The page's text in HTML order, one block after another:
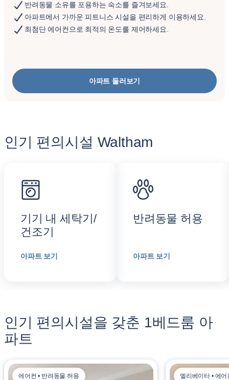
반려동물 소유를 포용하는 숙소를 즐겨보세요.
아파트에서 가까운 피트니스 시설을 편리하게 이용하세요.
최첨단 에어컨으로 최적의 온도를 제어하세요.
아파트 둘러보기
인기 편의시설 Waltham
기기 내 세탁기/
건조기
아파트 보기
반려동물 허용
아파트 보기
인기 편의시설을 갖춘 1베드룸 아
파트
에어컨 • 반려동물 허용 엘리베이터 • 에어